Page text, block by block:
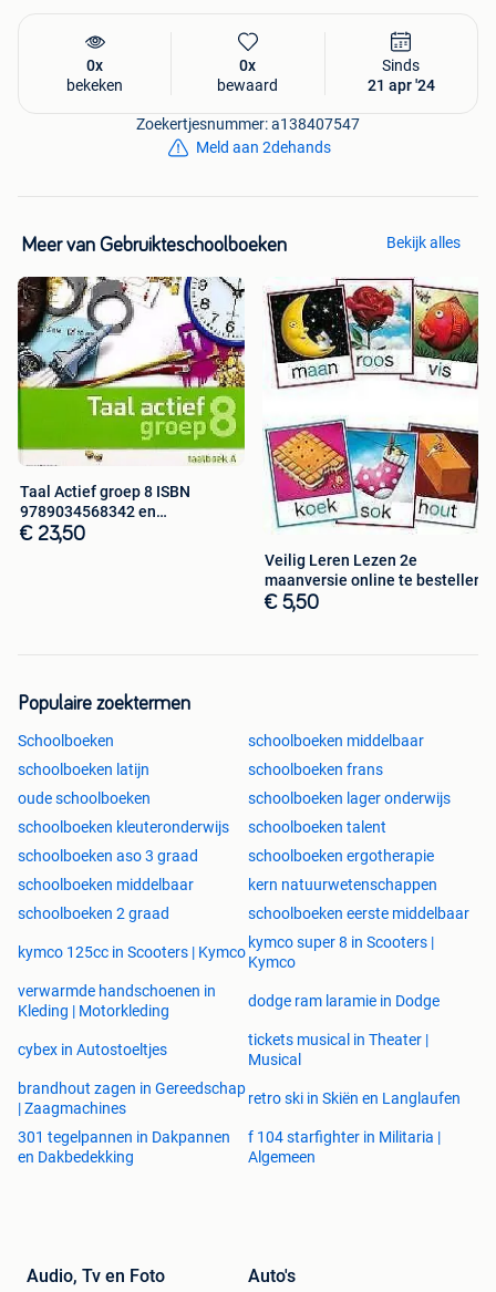
0x
bekeken
0x
bewaard
Sinds
21 apr '24
Zoekertjesnummer: a138407547
Meld aan 2dehands
Meer van Gebruikteschoolboeken Bekijk alles
Taal Actief groep 8 ISBN
9789034568342 en
9789034568397
€ 23,50
Veilig Leren Lezen 2e
maanversie online te bestellen
€ 5,50
Populaire zoektermen
Schoolboeken
schoolboeken middelbaar
schoolboeken latijn
schoolboeken frans
oude schoolboeken
schoolboeken lager onderwijs
schoolboeken kleuteronderwijs
schoolboeken talent
schoolboeken aso 3 graad
schoolboeken ergotherapie
schoolboeken middelbaar
kern natuurwetenschappen
schoolboeken 2 graad
schoolboeken eerste middelbaar
kymco 125cc in Scooters | Kymco
kymco super 8 in Scooters |
Kymco
verwarmde handschoenen in
Kleding | Motorkleding
dodge ram laramie in Dodge
cybex in Autostoeltjes
tickets musical in Theater |
Musical
brandhout zagen in Gereedschap
| Zaagmachines
retro ski in Skiën en Langlaufen
301 tegelpannen in Dakpannen
en Dakbedekking
f 104 starfighter in Militaria |
Algemeen
Audio, Tv en Foto Auto's